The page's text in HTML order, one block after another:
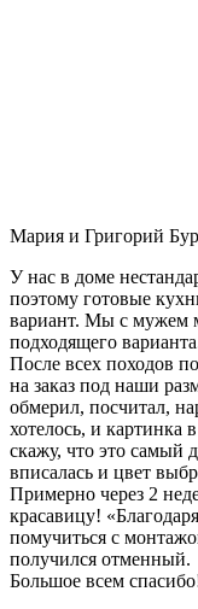
Мария и Григорий
У нас в доме
поэтому готовые
вариант. Мы с мужем
подходящего
После всех походов
на заказ под наши
обмерил, посчитал,
хотелось, и картинка
скажу, что это самый
вписалась и цвет
Примерно через 2
красавицу!
помучиться с
получился отменный.
Большое всем